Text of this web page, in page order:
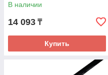
В наличии
14 093 ₸
Купить